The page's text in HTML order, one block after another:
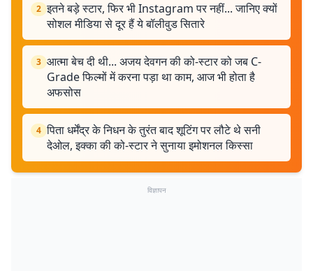
2 इतने बड़े स्टार, फिर भी Instagram पर नहीं... जानिए क्यों
सोशल मीडिया से दूर हैं ये बॉलीवुड सितारे
3 आत्मा बेच दी थी... अजय देवगन की को-स्टार को जब C-
Grade फिल्मों में करना पड़ा था काम, आज भी होता है
अफसोस
4 पिता धर्मेंद्र के निधन के तुरंत बाद शूटिंग पर लौटे थे सनी
देओल, इक्का की को-स्टार ने सुनाया इमोशनल किस्सा
विज्ञापन